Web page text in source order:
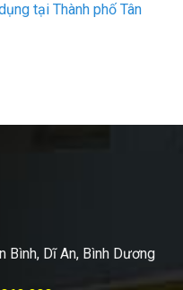
tại Thành phố Tân
Bình, Dĩ An, Bình Dương